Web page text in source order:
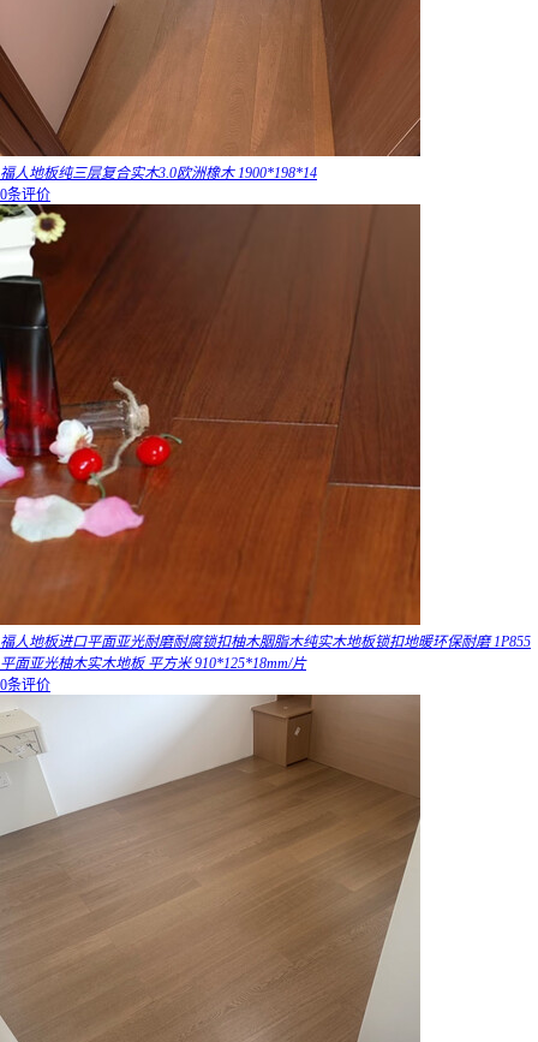
福人地板纯三层复合实木3.0欧洲橡木 1900*198*14
0条评价
福人地板进口平面亚光耐磨耐腐锁扣柚木胭脂木纯实木地板锁扣地暖环保耐磨 1P855
平面亚光柚木实木地板 平方米 910*125*18mm/片
0条评价